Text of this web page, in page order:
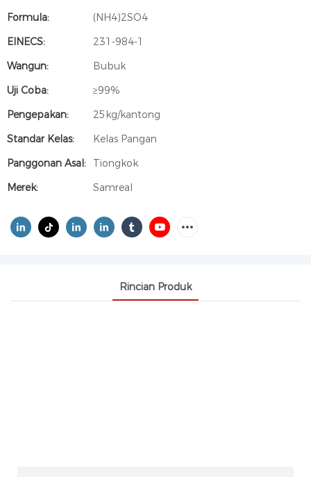
Formula:
(NH4)2SO4
EINECS:
231-984-1
Wangun:
Bubuk
Uji Coba:
≥99%
Pengepakan:
25kg/kantong
Standar Kelas:
Kelas Pangan
Panggonan Asal:
Tiongkok
Merek:
Samreal
Rincian Produk